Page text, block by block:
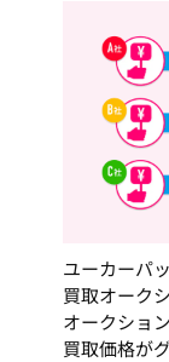
ユーカーパ
買取オークシ
オークショ
買取価格が